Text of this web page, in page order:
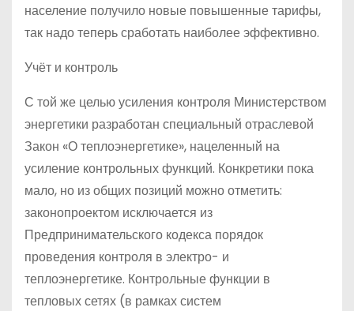
население получило новые повышенные тарифы,
так надо теперь сработать наиболее эффективно.
Учёт и контроль
С той же целью усиления контроля Министерством
энергетики разработан специальный отраслевой
Закон «О теплоэнергетике», нацеленный на
усиление контрольных функций. Конкретики пока
мало, но из общих позиций можно отметить:
законопроектом исключается из
Предпринимательского кодекса порядок
проведения контроля в электро- и
теплоэнергетике. Контрольные функции в
тепловых сетях (в рамках систем